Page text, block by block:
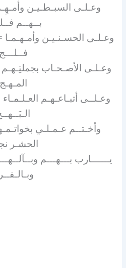
وعـلـى السبـطـيـن
بــهــم
وعـلـى الحسـنـيـن وأمـهـمـا
فــلـــج
وعـلـى الأصـحـاب بجملتِـهـم
المـهـج
وعـلــى أتبـاعـهـم
وأخـتــم عـمـلـي
الحشـر
يــــــارب بـــهـــم